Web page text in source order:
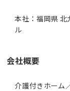
本社：福岡県
ル
会社概要
介護付きホーム